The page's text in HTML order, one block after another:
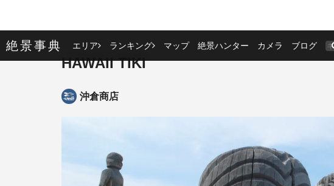
絶景事典 エリア ランキング マップ 絶景ハンター カメラ ブログ
HAWAII TIKI
沖倉商店